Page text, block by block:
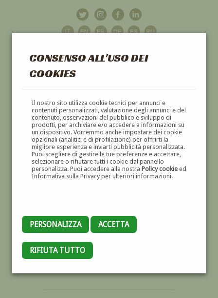
CONSENSO ALL'USO DEI
COOKIES
Il nostro sito utilizza cookie tecnici per annunci e
contenuti personalizzati, valutazione degli annunci e del
contenuto, osservazioni del pubblico e sviluppo di
prodotti, per archiviare e/o accedere a informazioni su
un dispositivo. Vorremmo anche impostare dei cookie
opzionali (analitici e di profilazione) per offrirti la
migliore esperienza e inviarti pubblicità personalizzata.
Puoi scegliere di gestire le tue preferenze e accettare,
selezionare o rifiutare tutti i cookie dal pannello
personalizza. Puoi accedere alla nostra Policy cookieed
Informativa sulla Privacy per ulteriori informazioni.
PERSONALIZZA ACCETTA
RIFIUTA TUTTO
GALLERIAD'ARTE
DIPINTI E SCULTURE '800 E '900